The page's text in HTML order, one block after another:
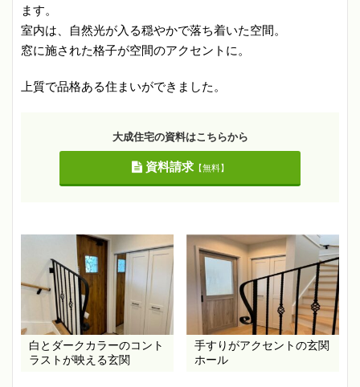
ます。
室内は、自然光が入る穏やかで落ち着いた空間。
窓に施された格子が空間のアクセントに。
上質で品格ある住まいができました。
大成住宅の資料はこちらから
資料請求【無料】
白とダークカラーのコント
ラストが映える玄関
手すりがアクセントの玄関
ホール